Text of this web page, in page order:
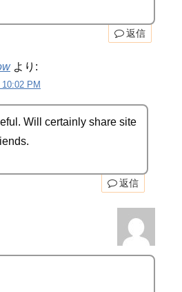
返信
より:
PM
Will certainly share site
返信